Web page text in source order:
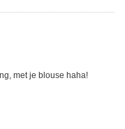
met je blouse haha!